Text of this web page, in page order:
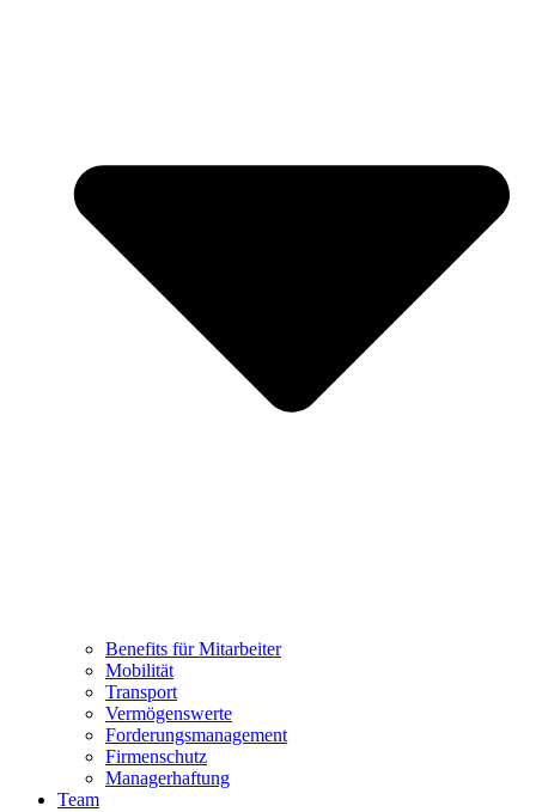
Benefits für Mitarbeiter
Mobilität
Transport
Vermögenswerte
Forderungsmanagement
Firmenschutz
Managerhaftung
Team